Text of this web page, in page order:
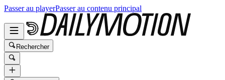
Passer au playerPasser au contenu principal
Rechercher